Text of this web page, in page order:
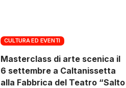
CULTURA ED EVENTI
Masterclass di arte scenica il
6 settembre a Caltanissetta
alla Fabbrica del Teatro “Salto